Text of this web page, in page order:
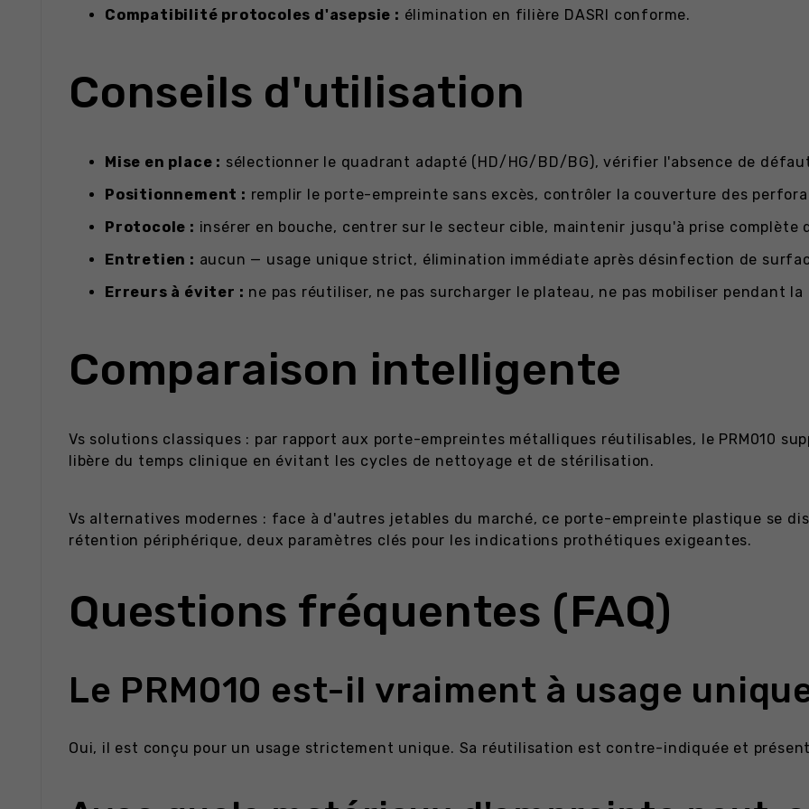
Compatibilité protocoles d'asepsie : élimination en filière DASRI conforme.
Conseils d'utilisation
Mise en place : sélectionner le quadrant adapté (HD/HG/BD/BG), vérifier l'absence de
Positionnement : remplir le porte-empreinte sans excès, contrôler la couverture des
Protocole : insérer en bouche, centrer sur le secteur cible, maintenir jusqu'à prise complète
Entretien : aucun — usage unique strict, élimination immédiate après désinfection de
Erreurs à éviter : ne pas réutiliser, ne pas surcharger le plateau, ne pas mobiliser pendant
Comparaison intelligente
Vs solutions classiques : par rapport aux porte-empreintes métalliques réutilisables, le PRM010
libère du temps clinique en évitant les cycles de nettoyage et de stérilisation.
Vs alternatives modernes : face à d'autres jetables du marché, ce porte-empreinte plastique se
rétention périphérique, deux paramètres clés pour les indications prothétiques exigeantes.
Questions fréquentes (FAQ)
Le PRM010 est-il vraiment à usage
Oui, il est conçu pour un usage strictement unique. Sa réutilisation est contre-indiquée et